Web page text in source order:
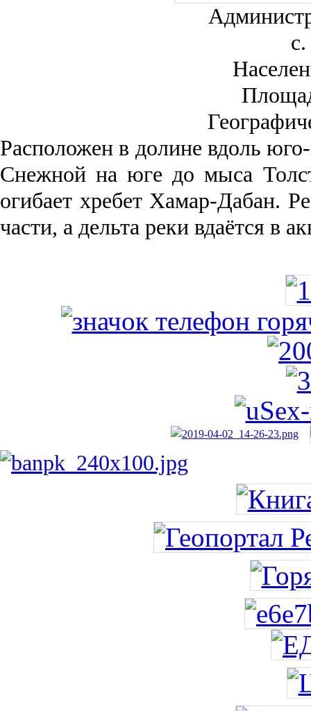
Рас­положен в долине вдоль
Снежной на юге до мыса
огибает хребет Хамар-Дабан.
части, а дельта реки вда­ётся в